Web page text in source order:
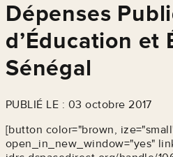
Dépenses
d’Éducation et
Sénégal
PUBLIÉ LE : 03 octobre 2017
[button color="brown,
open_in_new_window="yes"